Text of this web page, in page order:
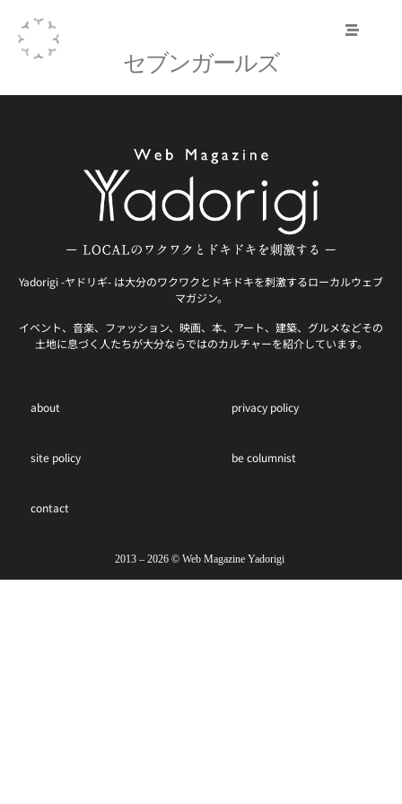
セブンガールズ
Yadorigi -ヤドリギ- は大分のワクワクとドキドキを刺激するローカルウェブ
マガジン。
イベント、音楽、ファッション、映画、本、アート、建築、グルメなどその
土地に息づく人たちが大分ならではのカルチャーを紹介しています。
about privacy policy
site policy be columnist
contact
2013 – 2026 ©︎ Web Magazine Yadorigi